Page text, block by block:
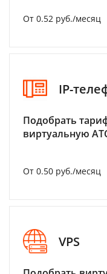
От 0.52 руб./месяц
IP-
Подобрать
виртуальную
От 0.50 руб./месяц
VPS